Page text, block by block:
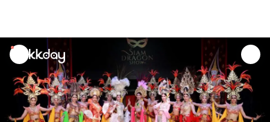
unread
notifications